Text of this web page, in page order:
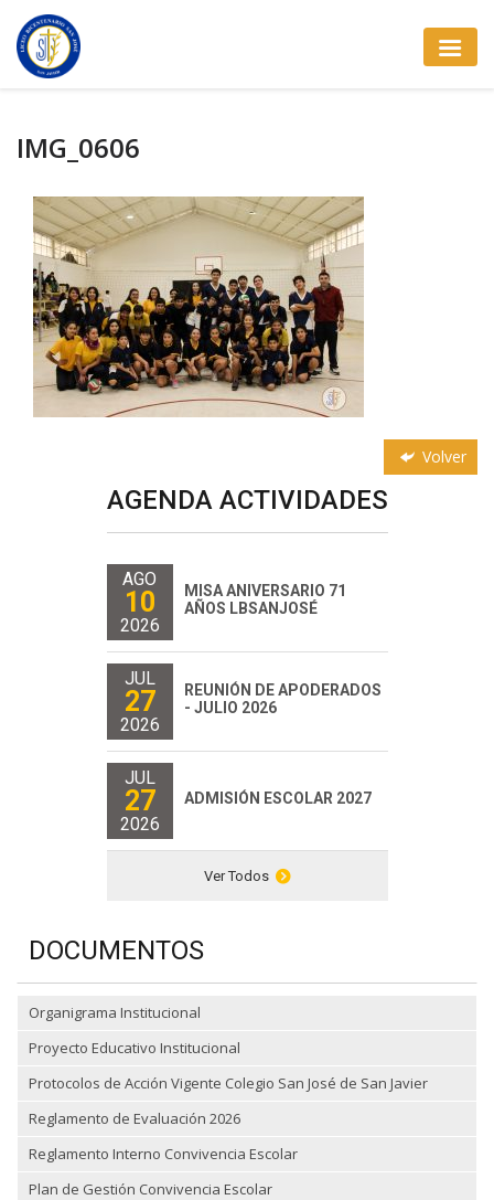
IMG_0606
Volver
AGENDA ACTIVIDADES
AGO
10
2026
MISA ANIVERSARIO 71
AÑOS LBSANJOSÉ
JUL
27
2026
REUNIÓN DE APODERADOS
- JULIO 2026
JUL
27
2026
ADMISIÓN ESCOLAR 2027
Ver Todos
DOCUMENTOS
Organigrama Institucional
Proyecto Educativo Institucional
Protocolos de Acción Vigente Colegio San José de San Javier
Reglamento de Evaluación 2026
Reglamento Interno Convivencia Escolar
Plan de Gestión Convivencia Escolar